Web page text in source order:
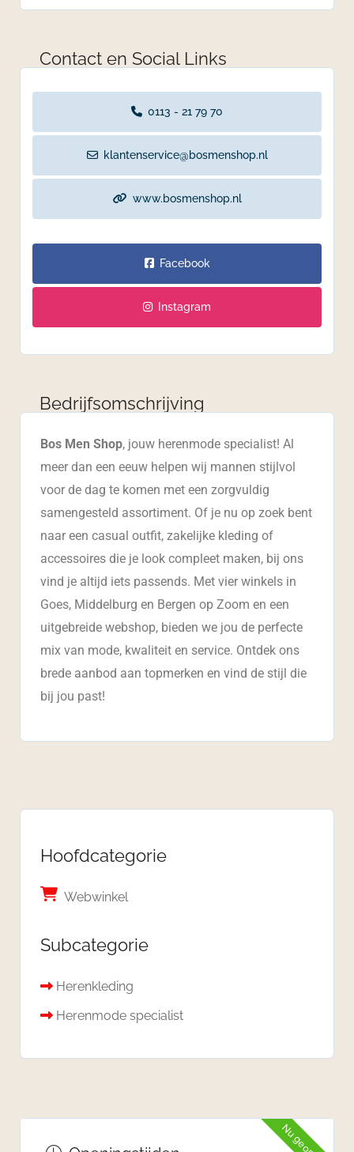
Contact en Social Links
0113 - 21 79 70
klantenservice@bosmenshop.nl
www.bosmenshop.nl
Facebook
Instagram
Bedrijfsomschrijving
Bos Men Shop, jouw herenmode specialist! Al
meer dan een eeuw helpen wij mannen stijlvol
voor de dag te komen met een zorgvuldig
samengesteld assortiment. Of je nu op zoek bent
naar een casual outfit, zakelijke kleding of
accessoires die je look compleet maken, bij ons
vind je altijd iets passends. Met vier winkels in
Goes, Middelburg en Bergen op Zoom en een
uitgebreide webshop, bieden we jou de perfecte
mix van mode, kwaliteit en service. Ontdek ons
brede aanbod aan topmerken en vind de stijl die
bij jou past!
Hoofdcategorie
Webwinkel
Subcategorie
Herenkleding
Herenmode specialist